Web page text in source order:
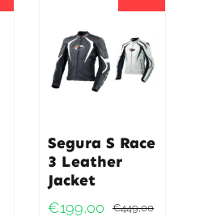
Segura S Race
3 Leather
Jacket
€449,00
€199,00